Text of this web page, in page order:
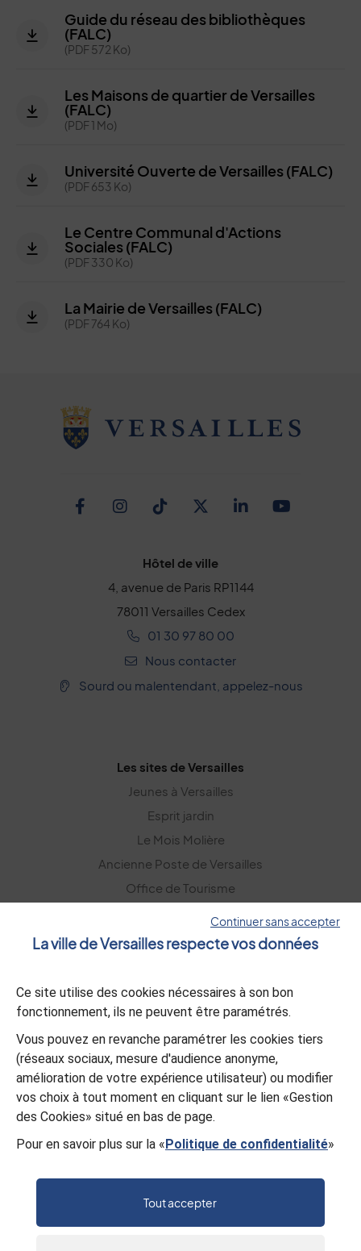
Guide du réseau des bibliothèques
(FALC)
(PDF 572 Ko)
Les Maisons de quartier de Versailles
(FALC)
(PDF 1 Mo)
Université Ouverte de Versailles (FALC)
(PDF 653 Ko)
Le Centre Communal d'Actions
Sociales (FALC)
(PDF 330 Ko)
La Mairie de Versailles (FALC)
(PDF 764 Ko)
Facebook
Instagram
TikTokTwitter
Linkedin
Hôtel de ville
4, avenue de Paris RP1144
78011 Versailles Cedex
01 30 97 80 00
Nous contacter
Sourd ou malentendant, appelez-nous
Les sites de Versailles
Jeunes à Versailles
Esprit jardin
Le Mois Molière
Ancienne Poste de Versailles
Office de Tourisme
S’abonner
L’appli Versailles
Télécharger
© Mairie de Versailles
Politique de confidentialité
Mentions légales
Continuer sans accepter
La ville de Versailles respecte vos données
Ce site utilise des cookies nécessaires à son bon
fonctionnement, ils ne peuvent être paramétrés.
Vous pouvez en revanche paramétrer les cookies tiers
(réseaux sociaux, mesure d'audience anonyme,
amélioration de votre expérience utilisateur) ou modifier
vos choix à tout moment en cliquant sur le lien «Gestion
des Cookies» situé en bas de page.
Pour en savoir plus sur la «Politique de confidentialité»
Tout accepter